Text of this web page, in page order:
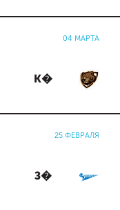
04 МАРТА
К�
25 ФЕВРАЛЯ
З�